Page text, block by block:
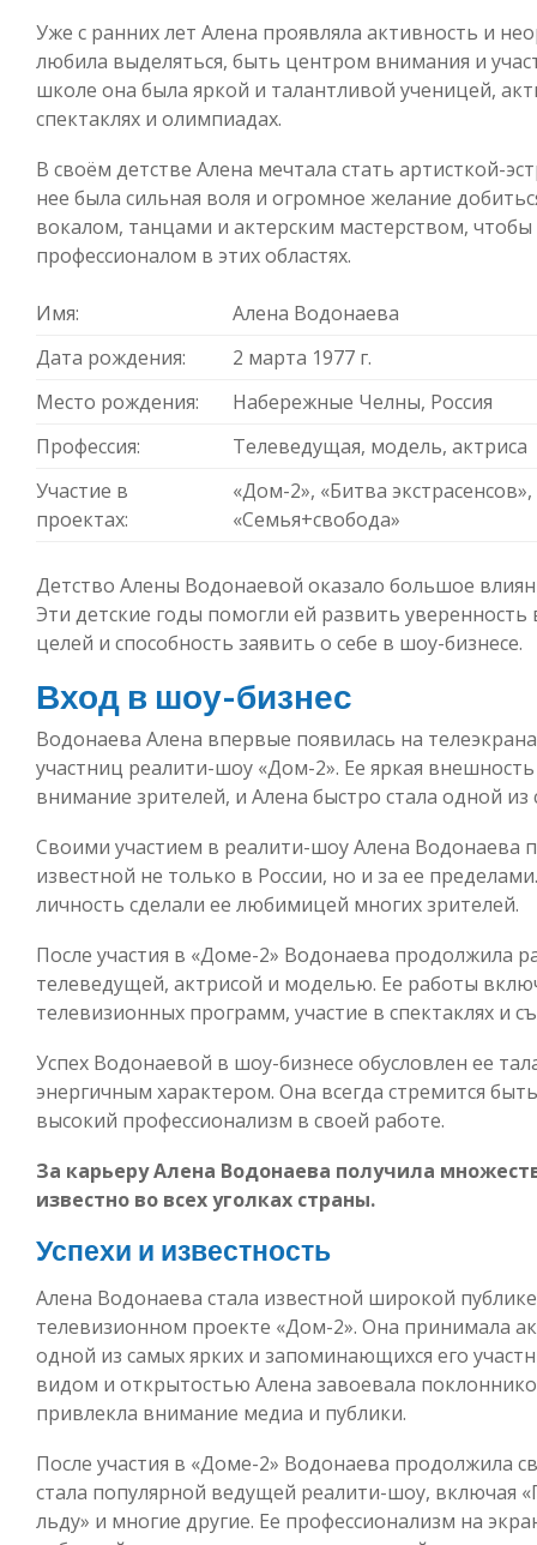
Уже с ранних лет Алена проявляла активность и
любила выделяться, быть центром внимания и
школе она была яркой и талантливой ученицей,
спектаклях и олимпиадах.
В своём детстве Алена мечтала стать артисткой-
нее была сильная воля и огромное желание
вокалом, танцами и актерским мастерством,
профессионалом в этих областях.
Имя:
Алена Водонаева
Дата рождения:
2 марта 1977 г.
Место рождения:
Набережные Челны, Россия
Профессия:
Телеведущая, модель, актриса
Участие в
проектах:
«Дом-2», «Битва
«Семья+свобода»
Детство Алены Водонаевой оказало большое
Эти детские годы помогли ей развить
целей и способность заявить о себе в шоу-бизнесе.
Вход в шоу-бизнес
Водонаева Алена впервые появилась на
участниц реалити-шоу «Дом-2». Ее яркая
внимание зрителей, и Алена быстро стала одной
Своими участием в реалити-шоу Алена Водонаева
известной не только в России, но и за ее
личность сделали ее любимицей многих зрителей.
После участия в «Доме-2» Водонаева продолжила
телеведущей, актрисой и моделью. Ее работы
телевизионных программ, участие в спектаклях и
Успех Водонаевой в шоу-бизнесе обусловлен ее
энергичным характером. Она всегда стремится
высокий профессионализм в своей работе.
За карьеру Алена Водонаева получила
известно во всех уголках страны.
Успехи и известность
Алена Водонаева стала известной широкой
телевизионном проекте «Дом-2». Она принимала
одной из самых ярких и запоминающихся его
видом и открытостью Алена завоевала
привлекла внимание медиа и публики.
После участия в «Доме-2» Водонаева продолжила
стала популярной ведущей реалити-шоу, включая
льду» и многие другие. Ее профессионализм на